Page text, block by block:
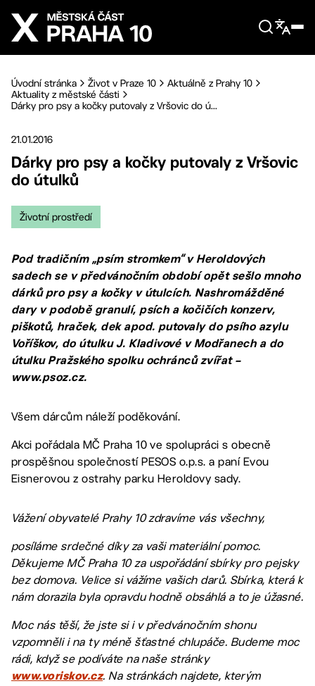
Přejít na hlavní obsah
Úvodní stránka Život v Praze 10
Aktuálně z Prahy 10
Aktuality z městské části
Dárky pro psy a kočky putovaly z Vršovic do ú...
21.01.2016
Dárky pro psy a kočky putovaly z Vršovic
do útulků
Životní prostředí
Pod tradičním „psím stromkem“ v Heroldových
sadech se v předvánočním období opět sešlo mnoho
dárků pro psy a kočky v útulcích. Nashromážděné
dary v podobě granulí, psích a kočičích konzerv,
piškotů, hraček, dek apod. putovaly do psího azylu
Voříškov, do útulku J. Kladivové v Modřanech a do
útulku Pražského spolku ochránců zvířat –
www.psoz.cz.
Všem dárcům náleží poděkování.
Akci pořádala MČ Praha 10 ve spolupráci s obecně
prospěšnou společností PESOS o.p.s. a paní Evou
Eisnerovou z ostrahy parku Heroldovy sady.
Vážení obyvatelé Prahy 10 zdravíme vás všechny,
posíláme srdečné díky za vaši materiální pomoc.
Děkujeme MČ Praha 10za uspořádání sbírky pro pejsky
bez domova. Velice si vážíme vašich darů. Sbírka, která k
nám dorazila byla opravdu hodně obsáhlá a to je úžasné.
Moc nás těší, že jste si i v předvánočním shonu
vzpomněli i na ty méně šťastné chlupáče. Budeme moc
rádi, když se podíváte na naše stránky
www.voriskov.cz. Na stránkách najdete, kterým